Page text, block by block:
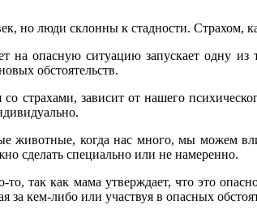
но люди склонны к стадности. Страхом,
на опасную ситуацию запускает одну
обстоятельств.
страхами, зависит от нашего
животные, когда нас много, мы можем
сделать специально или не намеренно.
то, так как мама утверждает, что это
за кем-либо или участвуя в опасных